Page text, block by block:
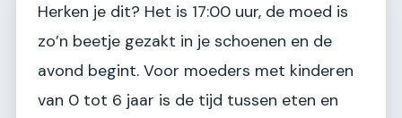
Herken je dit? Het is 17:00 uur, de moed is
zo’n beetje gezakt in je schoenen en de
avond begint. Voor moeders met kinderen
van 0 tot 6 jaar is de tijd tussen eten en